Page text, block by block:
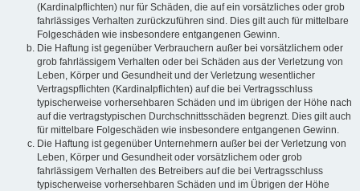
(Kardinalpflichten) nur für Schäden, die auf ein vorsätzliches oder grob
fahrlässiges Verhalten zurückzuführen sind. Dies gilt auch für mittelbare
Folgeschäden wie insbesondere entgangenen Gewinn.
Die Haftung ist gegenüber Verbrauchern außer bei vorsätzlichem oder
grob fahrlässigem Verhalten oder bei Schäden aus der Verletzung von
Leben, Körper und Gesundheit und der Verletzung wesentlicher
Vertragspflichten (Kardinalpflichten) auf die bei Vertragsschluss
typischerweise vorhersehbaren Schäden und im übrigen der Höhe nach
auf die vertragstypischen Durchschnittsschäden begrenzt. Dies gilt auch
für mittelbare Folgeschäden wie insbesondere entgangenen Gewinn.
Die Haftung ist gegenüber Unternehmern außer bei der Verletzung von
Leben, Körper und Gesundheit oder vorsätzlichem oder grob
fahrlässigem Verhalten des Betreibers auf die bei Vertragsschluss
typischerweise vorhersehbaren Schäden und im Übrigen der Höhe